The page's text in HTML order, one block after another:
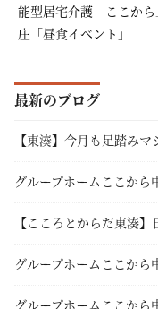
能型居宅介護 ここから
庄「昼食イベント」
最新のブログ
【東湊】今月も足踏みマ
グループホームここか
【こころとからだ東湊
グループホームここから